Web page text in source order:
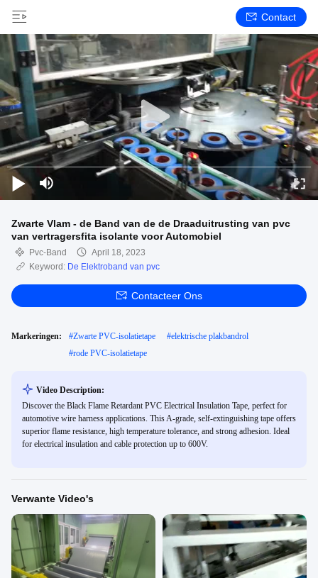
Contact
Zwarte Vlam - de Band van de de Draaduitrusting van pvc
van vertragersfita isolante voor Automobiel
Pvc-Band
April 18, 2023
Keyword: De Elektroband van pvc
Contacteer Ons
Markeringen: #Zwarte PVC-isolatietape #elektrische plakbandrol
#rode PVC-isolatietape
Video Description:
Discover the Black Flame Retardant PVC Electrical Insulation Tape, perfect for
automotive wire harness applications. This A-grade, self-extinguishing tape offers
superior flame resistance, high temperature tolerance, and strong adhesion. Ideal
for electrical insulation and cable protection up to 600V.
Verwante Video's